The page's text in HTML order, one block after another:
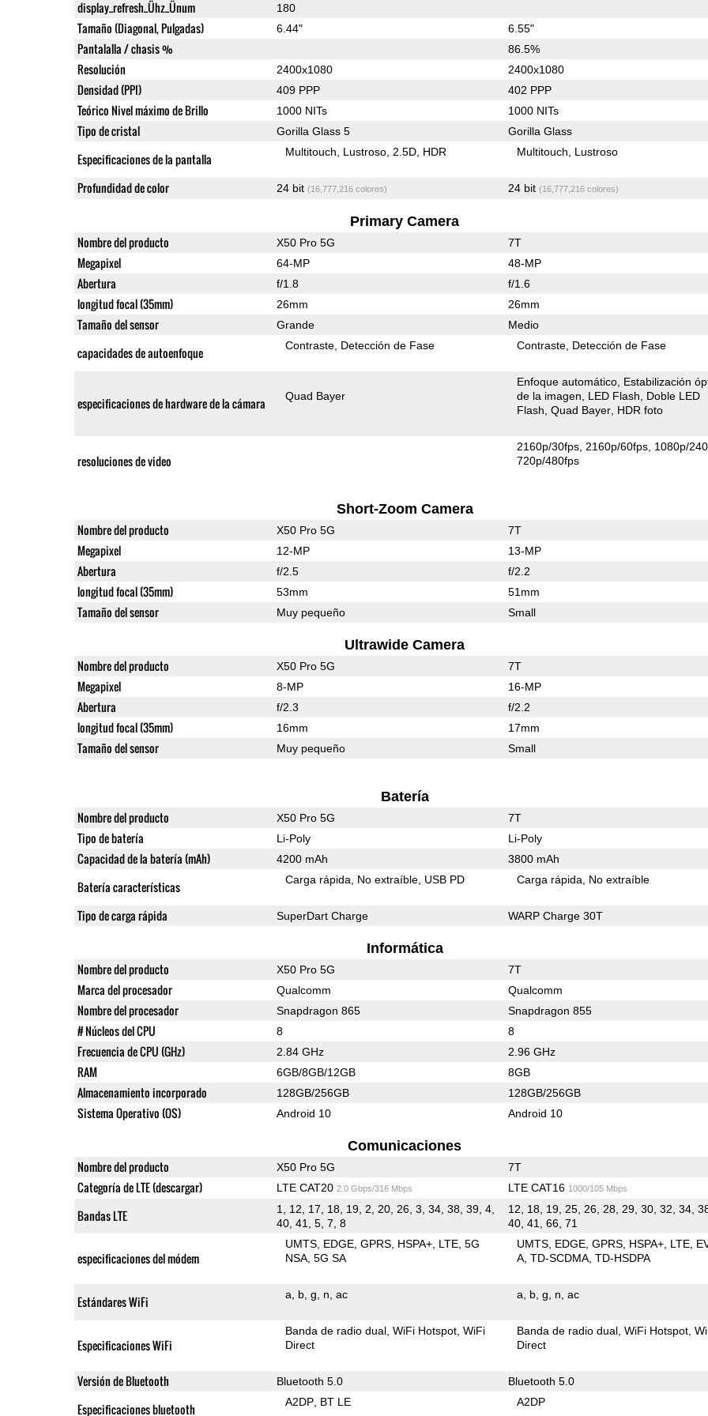
display_refresh_Ühz_Ünum 180
Tamaño (Diagonal, Pulgadas) 6.44" 6.55"
Pantalalla / chasis % 86.5%
Resolución 2400x1080 2400x1080
Densidad (PPI) 409 PPP 402 PPP
Teórico Nivel máximo de Brillo 1000 NITs 1000 NITs
Tipo de cristal Gorilla Glass 5 Gorilla Glass
Especificaciones de la pantalla Multitouch Lustroso 2.5D HDR Multitouch Lustroso
Profundidad de color 24 bit (16,777,216 colores) 24 bit (16,777,216 colores)
Primary Camera
Nombre del producto X50 Pro 5G 7T
Megapixel 64-MP 48-MP
Abertura f/1.8 f/1.6
longitud focal (35mm) 26mm 26mm
Tamaño del sensor Grande Medio
capacidades de autoenfoque Contraste Detección de Fase Contraste Detección de Fase
especificaciones de hardware de la cámara Quad Bayer
Enfoque automático Estabilización
de la imagen
LED Flash
Doble LED
Flash Quad Bayer HDR foto
resoluciones de video
2160p/30fps 2160p/60fps 1080p/
720p/480fps
Short-Zoom Camera
Nombre del producto X50 Pro 5G 7T
Megapixel 12-MP 13-MP
Abertura f/2.5 f/2.2
longitud focal (35mm) 53mm 51mm
Tamaño del sensor Muy pequeño Small
Ultrawide Camera
Nombre del producto X50 Pro 5G 7T
Megapixel 8-MP 16-MP
Abertura f/2.3 f/2.2
longitud focal (35mm) 16mm 17mm
Tamaño del sensor Muy pequeño Small
Batería
Nombre del producto X50 Pro 5G 7T
Tipo de batería Li-Poly Li-Poly
Capacidad de la batería (mAh) 4200 mAh 3800 mAh
Batería características Carga rápida No extraíble USB PD Carga rápida No extraíble
Tipo de carga rápida SuperDart Charge WARP Charge 30T
Informática
Nombre del producto X50 Pro 5G 7T
Marca del procesador Qualcomm Qualcomm
Nombre del procesador Snapdragon 865 Snapdragon 855
# Núcleos del CPU 8 8
Frecuencia de CPU (GHz) 2.84 GHz 2.96 GHz
RAM 6GB/8GB/12GB 8GB
Almacenamiento incorporado 128GB/256GB 128GB/256GB
Sistema Operativo (OS) Android 10 Android 10
Comunicaciones
Nombre del producto X50 Pro 5G 7T
Categoría de LTE (descargar) LTE CAT20 2.0 Gbps/316 Mbps LTE CAT16 1000/105 Mbps
Bandas LTE
1, 12, 17, 18, 19, 2, 20, 26, 3, 34, 38, 39, 4,
40, 41, 5, 7, 8
12, 18, 19, 25, 26, 28, 29, 30, 32, 34,
40, 41, 66, 71
especificaciones del módem
UMTS EDGE GPRS HSPA+ LTE 5G
NSA 5G SA
UMTS EDGE GPRS HSPA+ LTE
A TD-SCDMA TD-HSDPA
Estándares WiFi a b g n ac a b g n ac
Especificaciones WiFi
Banda de radio dual WiFi Hotspot WiFi
Direct
Banda de radio dual WiFi Hotspot
Direct
Versión de Bluetooth Bluetooth 5.0 Bluetooth 5.0
Especificaciones bluetooth A2DP BT LE A2DP